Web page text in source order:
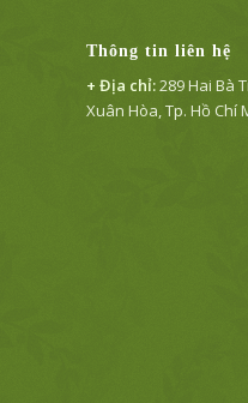
Thông tin liên hệ
+ Địa chỉ:289 Hai Bà
Xuân Hòa, Tp. Hồ Chí